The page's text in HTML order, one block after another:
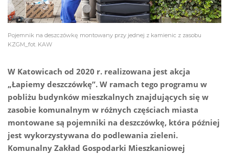
Pojemnik na deszczówkę montowany przy jednej z kamienic z zasobu
KZGM_fot. KAW
W Katowicach od 2020 r. realizowana jest akcja
„Łapiemy deszczówkę”. W ramach tego programu w
pobliżu budynków mieszkalnych znajdujących się w
zasobie komunalnym w różnych częściach miasta
montowane są pojemniki na deszczówkę, która później
jest wykorzystywana do podlewania zieleni.
Komunalny Zakład Gospodarki Mieszkaniowej